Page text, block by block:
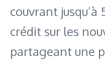
couvrant jusqu’à
crédit sur les
partageant une